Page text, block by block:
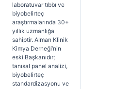
laboratuvar tıbbı ve
biyobelirteç
araştırmalarında 30+
yıllık uzmanlığa
sahiptir. Alman Klinik
Kimya Derneği’nin
eski Başkanıdır;
tanısal panel analizi,
biyobelirteç
standardizasyonu ve